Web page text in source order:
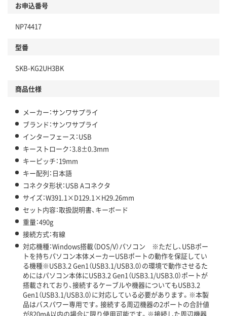
お申込番号
NP74417
型番
SKB-KG2UH3BK
商品仕様
メーカー：サンワサプライ
ブランド：サンワサプライ
インターフェース：USB
キーストローク：3.8±0.3mm
キーピッチ：19mm
キー配列：日本語
コネクタ形状：USB Aコネクタ
サイズ：W391.1×D129.1×H29.26mm
セット内容：取扱説明書、キーボード
重量：490g
接続方式：有線
対応機種：Windows搭載（DOS/V）パソコン ※ただし、USBポー
トを持ちパソコン本体メーカーUSBポートの動作を保証してい
る機種※USB3.2 Gen1（USB3.1/USB3.0）の環境で動作させるた
めにはパソコン本体にUSB3.2 Gen1（USB3.1/USB3.0）ポートが
搭載されており、接続するケーブルや機器についてもUSB3.2
Gen1（USB3.1/USB3.0）に対応している必要があります。※本製
品はバスパワー専用です。接続する周辺機器の2ポートの合計値
が820mA以内の場合に限り使用可能です。※接続した周辺機器